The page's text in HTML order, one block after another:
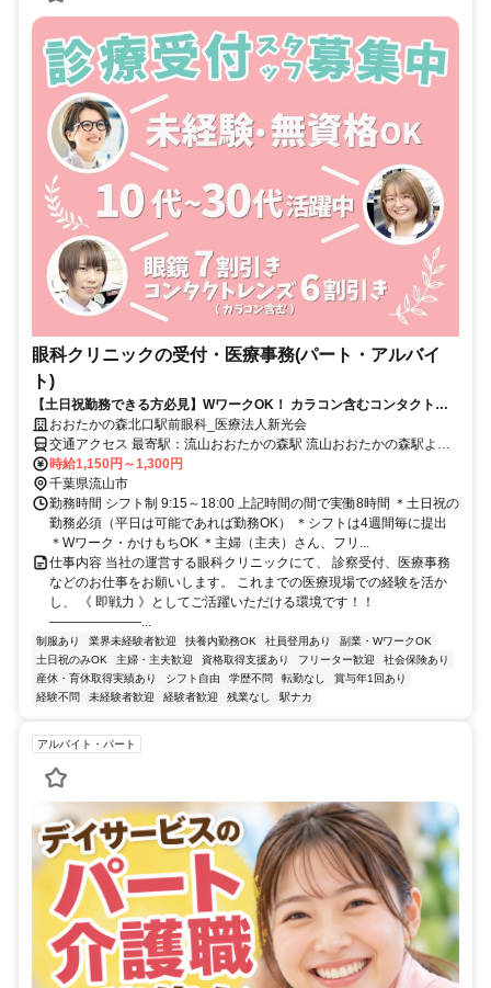
眼科クリニックの受付・医療事務(パート・アルバイ
ト)
【土日祝勤務できる方必見】WワークOK！ カラコン含むコンタクト＆
メガネ6～7割引の社割◎ フリーター活躍中のイチオシバイト◎経験者優
遇
おおたかの森北口駅前眼科_医療法人新光会
交通アクセス 最寄駅：流山おおたかの森駅 流山おおたかの森駅より
徒歩1分 ＜未経験歓迎・週2日からOK＞ ＜主婦さん・フリーターさん
活躍中＞ ＜メガネ・コンタクトの社割あり（ご家族含む）＞ 【勤務
地】 千葉県流山市 おおたかの森北口駅前眼科 敷地内全面禁煙
時給1,150円～1,300円
千葉県流山市
勤務時間 シフト制 9:15～18:00 上記時間の間で実働8時間 ＊土日祝の
勤務必須（平日は可能であれば勤務OK） ＊シフトは4週間毎に提出
＊Wワーク・かけもちOK ＊主婦（主夫）さん、フリ...
仕事内容 当社の運営する眼科クリニックにて、 診察受付、医療事務
などのお仕事をお願いします。 これまでの医療現場での経験を活か
し、 《 即戦力 》としてご活躍いただける環境です！！
―――――――...
制服あり 業界未経験者歓迎 扶養内勤務OK 社員登用あり
副業・WワークOK
土日祝のみOK
主婦・主夫歓迎 資格取得支援あり フリーター歓迎
社会保険あり
産休・育休取得実績あり
シフト自由 学歴不問 転勤なし
賞与年1回あり
経験不問
未経験者歓迎 経験者歓迎 残業なし 駅ナカ
アルバイト・パート